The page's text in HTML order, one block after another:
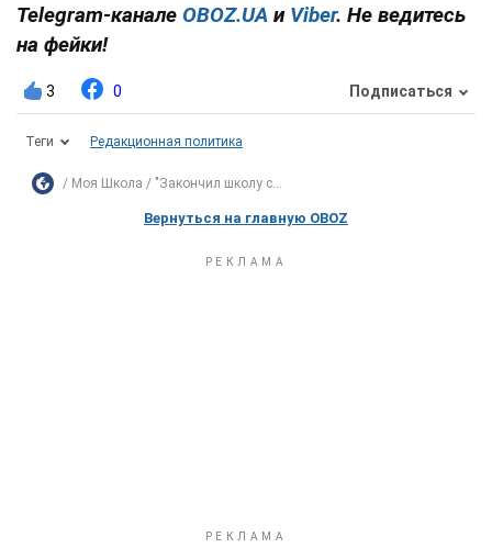
Telegram-канале OBOZ.UA и Viber. Не ведитесь
на фейки!
3 0 Подписаться
Теги Редакционная политика
Моя Школа "Закончил школу с...
Вернуться на главную OBOZ